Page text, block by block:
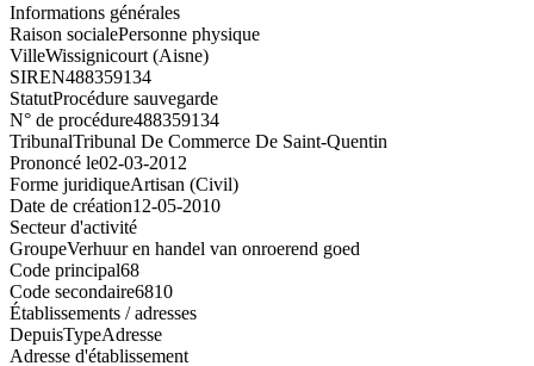
Informations générales
Raison socialePersonne physique
VilleWissignicourt (Aisne)
SIREN488359134
StatutProcédure sauvegarde
N° de procédure488359134
TribunalTribunal De Commerce De Saint-Quentin
Prononcé le02-03-2012
Forme juridiqueArtisan (Civil)
Date de création12-05-2010
Secteur d'activité
GroupeVerhuur en handel van onroerend goed
Code principal68
Code secondaire6810
Établissements / adresses
DepuisTypeAdresse
Adresse d'établissement